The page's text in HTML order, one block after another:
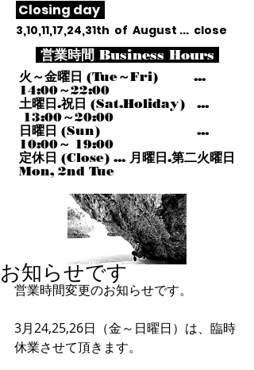
Closing day
3,10,11,17,24,31th of August ... close
営業時間 Business Hours
火～金曜日 (Tue～Fri) ...
14:00～22:00
土曜日.祝日 (Sat.Holiday) ...
13:00～20:00
日曜日 (Sun) ...
10:00～ 19:00
定休日 (Close) ... 月曜日.第二火曜日
Mon, 2nd Tue
お知らせです
営業時間変更のお知らせです。
3月24,25,26日（金～日曜日）は、臨時
休業させて頂きます。